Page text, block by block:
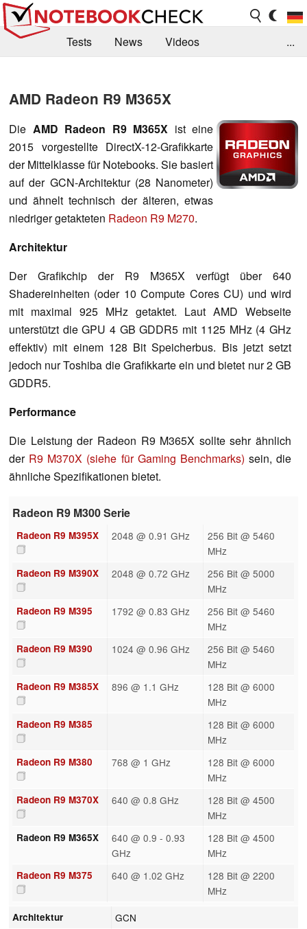
Tests News
Videos
Kaufberatung
Deals Suche
Forum
...
AMD Radeon R9 M365X
Die AMD Radeon R9 M365X ist eine
2015 vorgestellte DirectX-12-Grafikkarte
der Mittelklasse für Notebooks. Sie basiert
auf der GCN-Architektur (28 Nanometer)
und ähnelt technisch der älteren, etwas
niedriger getakteten Radeon R9 M270.
Architektur
Der Grafikchip der R9 M365X verfügt über 640
Shadereinheiten (oder 10 Compute Cores CU) und wird
mit maximal 925 MHz getaktet. Laut AMD Webseite
unterstützt die GPU 4 GB GDDR5 mit 1125 MHz (4 GHz
effektiv) mit einem 128 Bit Speicherbus. Bis jetzt setzt
jedoch nur Toshiba die Grafikkarte ein und bietet nur 2 GB
GDDR5.
Performance
Die Leistung der Radeon R9 M365X sollte sehr ähnlich
der R9 M370X (siehe für Gaming Benchmarks) sein, die
ähnliche Spezifikationen bietet.
Radeon R9 M300 Serie
Radeon R9 M395X 2048 @ 0.91 GHz
256 Bit @ 5460
MHz
Radeon R9 M390X 2048 @ 0.72 GHz
256 Bit @ 5000
MHz
Radeon R9 M395 1792 @ 0.83 GHz
256 Bit @ 5460
MHz
Radeon R9 M390 1024 @ 0.96 GHz
256 Bit @ 5460
MHz
Radeon R9 M385X 896 @ 1.1 GHz
128 Bit @ 6000
MHz
Radeon R9 M385
128 Bit @ 6000
MHz
Radeon R9 M380 768 @ 1 GHz
128 Bit @ 6000
MHz
Radeon R9 M370X 640 @ 0.8 GHz
128 Bit @ 4500
MHz
Radeon R9 M365X
640 @ 0.9 - 0.93
GHz
128 Bit @ 4500
MHz
Radeon R9 M375 640 @ 1.02 GHz
128 Bit @ 2200
MHz
Architektur GCN